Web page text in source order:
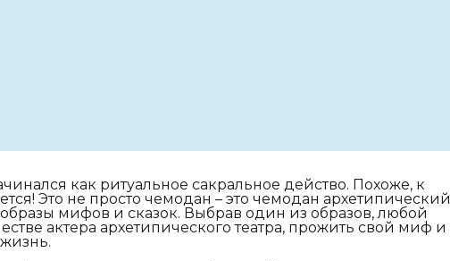
как ритуальное сакральное действо. Похоже, к
Это не просто чемодан – это чемодан архетипический
мифов и сказок. Выбрав один из образов, любой
актера архетипического театра, прожить свой миф и